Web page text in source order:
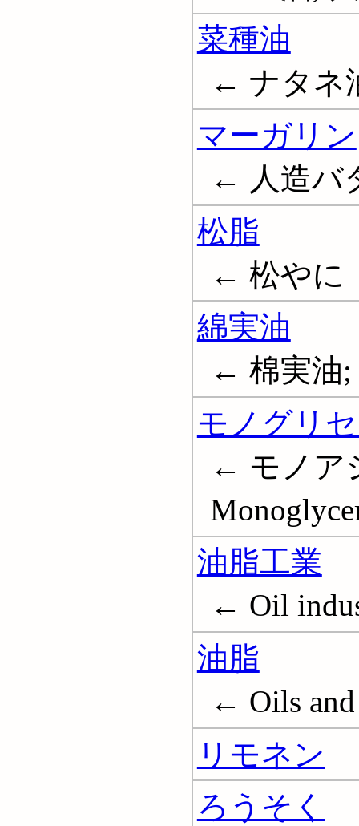
菜種油
← ナタネ
マーガリン
← 人造バ
松脂
← 松やに
綿実油
← 棉実油;
モノグリ
← モノア
油脂工業
← Oil
油脂
← Oils and
リモネン
ろうそく